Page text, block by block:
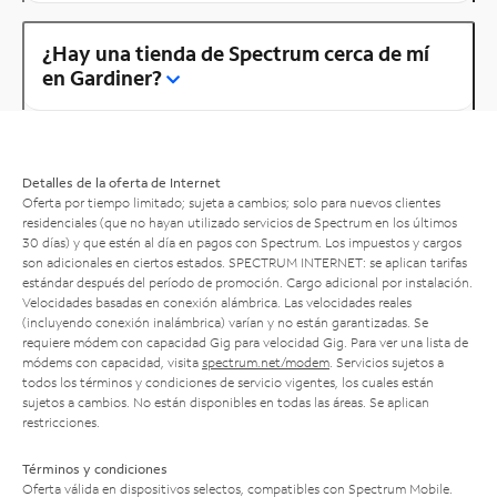
¿Hay una tienda de Spectrum cerca de mí
en Gardiner?
Detalles de la oferta de Internet
Oferta por tiempo limitado; sujeta a cambios; solo para nuevos clientes
residenciales (que no hayan utilizado servicios de Spectrum en los últimos
30 días) y que estén al día en pagos con Spectrum. Los impuestos y cargos
son adicionales en ciertos estados. SPECTRUM INTERNET: se aplican tarifas
estándar después del período de promoción. Cargo adicional por instalación.
Velocidades basadas en conexión alámbrica. Las velocidades reales
(incluyendo conexión inalámbrica) varían y no están garantizadas. Se
requiere módem con capacidad Gig para velocidad Gig. Para ver una lista de
módems con capacidad, visita spectrum.net/modem . Servicios sujetos a
todos los términos y condiciones de servicio vigentes, los cuales están
sujetos a cambios. No están disponibles en todas las áreas. Se aplican
restricciones.
Términos y condiciones
Oferta válida en dispositivos selectos, compatibles con Spectrum Mobile.